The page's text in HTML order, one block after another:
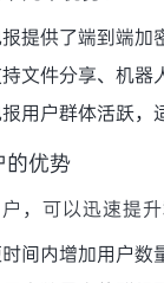
提供了端到端加
文件分享、机器
用户群体活跃，
的优势
，可以迅速提
间内增加用户数